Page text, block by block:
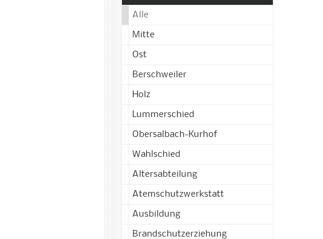
Alle
Mitte
Ost
Berschweiler
Holz
Lummerschied
Obersalbach-Kurhof
Wahlschied
Altersabteilung
Atemschutzwerkstatt
Ausbildung
Brandschutzerziehung